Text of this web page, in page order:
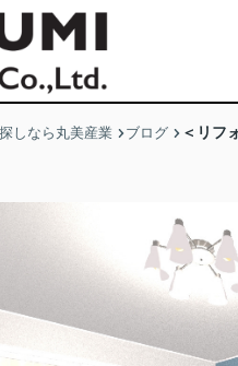
しなら丸美産業 ブログ ＜リフ